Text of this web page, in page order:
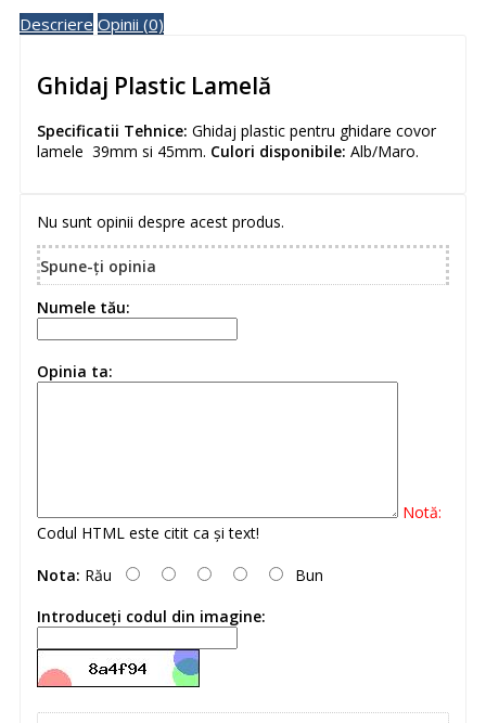
Descriere Opinii (0)
Ghidaj Plastic Lamelă
Specificatii Tehnice: Ghidaj plastic pentru ghidare covor
lamele 39mm si 45mm. Culori disponibile: Alb/Maro.
Nu sunt opinii despre acest produs.
Spune-ţi opinia
Numele tău:
Opinia ta:
Notă:
Codul HTML este citit ca şi text!
Nota: Rău
Bun
Introduceţi codul din imagine: